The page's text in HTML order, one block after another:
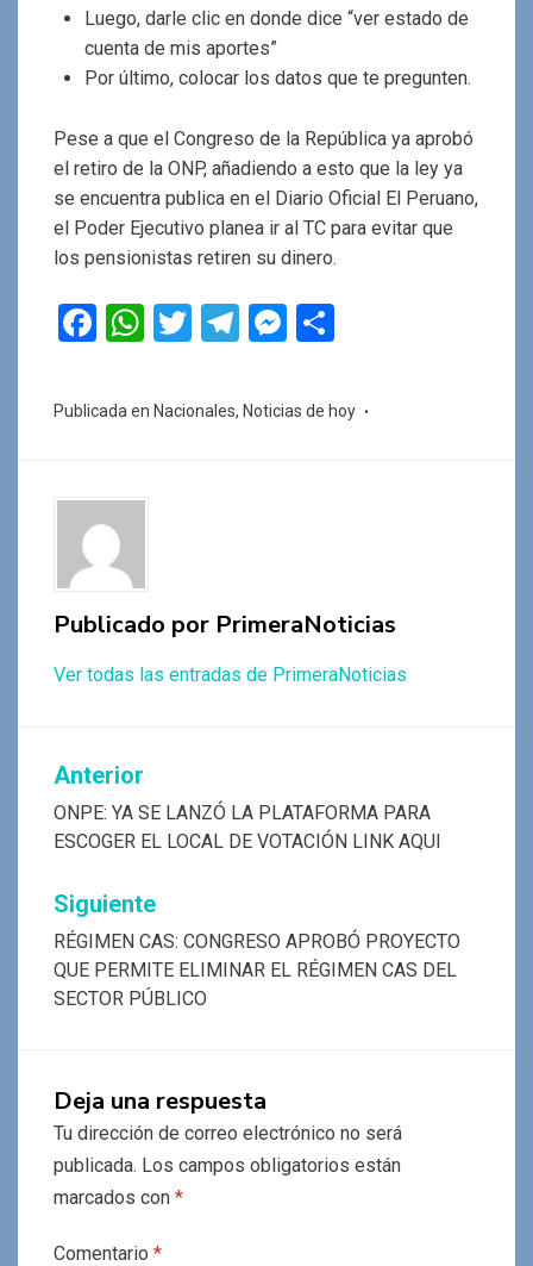
Luego, darle clic en donde dice “ver estado de
cuenta de mis aportes”
Por último, colocar los datos que te pregunten.
Pese a que el Congreso de la República ya aprobó
el retiro de la ONP, añadiendo a esto que la ley ya
se encuentra publica en el Diario Oficial El Peruano,
el Poder Ejecutivo planea ir al TC para evitar que
los pensionistas retiren su dinero.
F
ce
o
k
W
at
p
T
tt
T
e
M
se m
Publicada en Nacionales, Noticias de hoy
Publicado por PrimeraNoticias
Ver todas las entradas de PrimeraNoticias
Navegación
de
entradas
Anterior
ONPE: YA SE LANZÓ LA PLATAFORMA PARA
ESCOGER EL LOCAL DE VOTACIÓN LINK AQUI
Siguiente
RÉGIMEN CAS: CONGRESO APROBÓ PROYECTO
QUE PERMITE ELIMINAR EL RÉGIMEN CAS DEL
SECTOR PÚBLICO
Deja una respuesta
Tu dirección de correo electrónico no será
publicada. Los campos obligatorios están
marcados con *
Comentario *